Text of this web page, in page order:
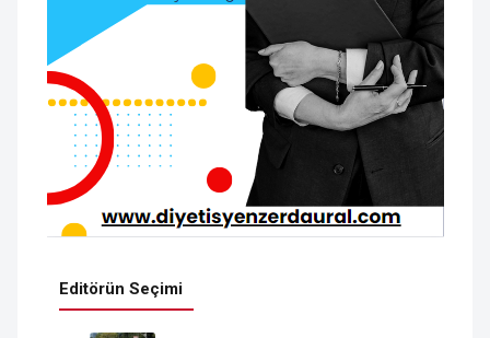
Editörün Seçimi